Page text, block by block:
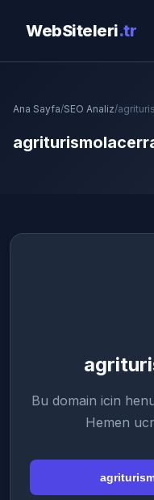
WebSiteleri.tr
Ana Sayfa/SEO Analiz/
Bu domain icin
Hemen